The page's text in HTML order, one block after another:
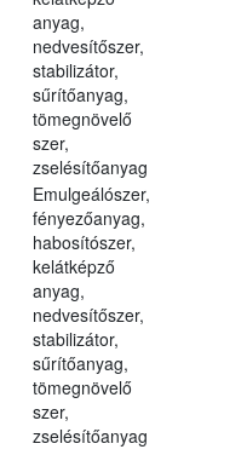
anyag,
nedvesítőszer,
stabilizátor,
sűrítőanyag,
tömegnövelő
szer,
zselésítőanyag
Emulgeálószer,
fényezőanyag,
habosítószer,
kelátképző
anyag,
nedvesítőszer,
stabilizátor,
sűrítőanyag,
tömegnövelő
szer,
zselésítőanyag